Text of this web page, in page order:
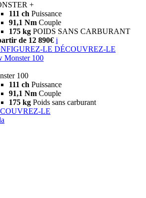
+
111 ch Puissance
91,1 Nm Couple
175 kg POIDS SANS CARBURANT
de 12 890€ i
LE DÉCOUVREZ-LE
Monster 100
100
111 ch Puissance
91,1 Nm Couple
175 kg Poids sans carburant
LE